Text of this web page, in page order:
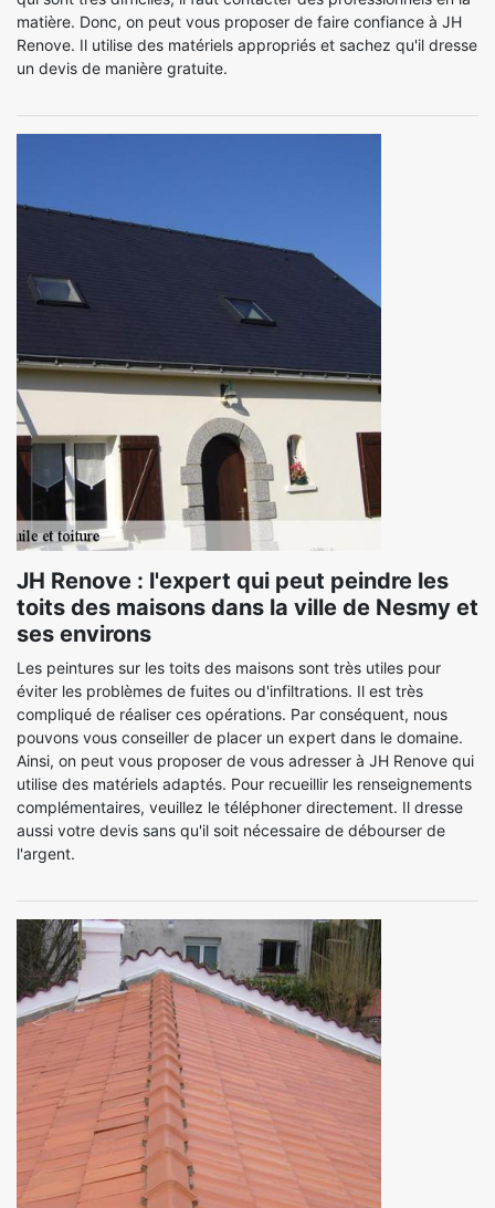
matière. Donc, on peut vous proposer de faire confiance à JH
Renove. Il utilise des matériels appropriés et sachez qu'il dresse
un devis de manière gratuite.
JH Renove : l'expert qui peut peindre les
toits des maisons dans la ville de Nesmy et
ses environs
Les peintures sur les toits des maisons sont très utiles pour
éviter les problèmes de fuites ou d'infiltrations. Il est très
compliqué de réaliser ces opérations. Par conséquent, nous
pouvons vous conseiller de placer un expert dans le domaine.
Ainsi, on peut vous proposer de vous adresser à JH Renove qui
utilise des matériels adaptés. Pour recueillir les renseignements
complémentaires, veuillez le téléphoner directement. Il dresse
aussi votre devis sans qu'il soit nécessaire de débourser de
l'argent.